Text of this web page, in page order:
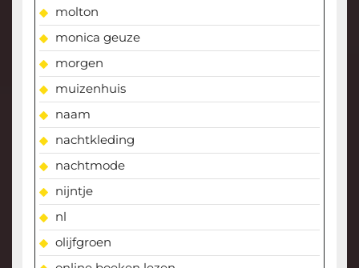
molton
monica geuze
morgen
muizenhuis
naam
nachtkleding
nachtmode
nijntje
nl
olijfgroen